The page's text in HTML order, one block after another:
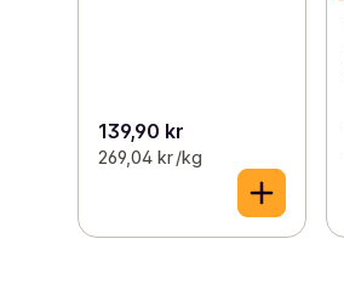
139,90 kr
269,04 kr /kg